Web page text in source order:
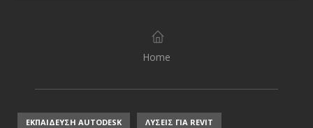
Home
ΕΚΠΑΙΔΕΥΣΗ AUTODESK ΛΥΣΕΙΣ ΓΙΑ REVIT